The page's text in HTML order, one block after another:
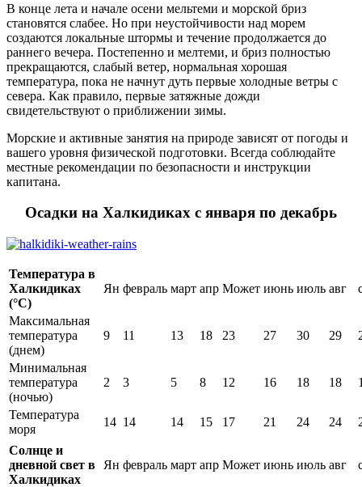
В конце лета и начале осени мельтеми и морской бриз
становятся слабее. Но при неустойчивости над морем
создаются локальные штормы и течение продолжается до
раннего вечера. Постепенно и мелтеми, и бриз полностью
прекращаются, слабый ветер, нормальная хорошая
температура, пока не начнут дуть первые холодные ветры с
севера. Как правило, первые затяжные дожди
свидетельствуют о приближении зимы.
Морские и активные занятия на природе зависят от погоды и
вашего уровня физической подготовки. Всегда соблюдайте
местные рекомендации по безопасности и инструкции
капитана.
Осадки на Халкидиках с января по декабрь
Температура в
Халкидиках
(°C)
Ян февраль март апр Может июнь июль авг
Максимальная
температура
(днем)
9 11 13 18 23 27 30 29
Минимальная
температура
(ночью)
2 3 5 8 12 16 18 18
Температура
моря
14 14 14 15 17 21 24 24
Солнце и
дневной свет в
Халкидиках
Ян февраль март апр Может июнь июль авг